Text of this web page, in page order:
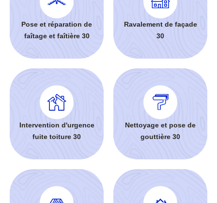
Pose et réparation de
faîtage et faîtière 30
Ravalement de façade
30
Intervention d'urgence
fuite toiture 30
Nettoyage et pose de
gouttière 30